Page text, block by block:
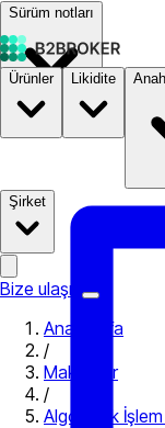
Sürüm notları
Dokümantasyon
Ürünler Likidite
Şirket
Bize ulaşın
Ana Sayfa
/
Makaleler
/
Algoritmik